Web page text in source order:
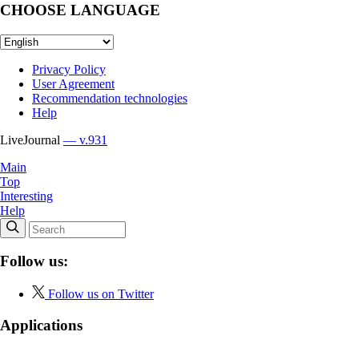
CHOOSE LANGUAGE
Privacy Policy
User Agreement
Recommendation technologies
Help
LiveJournal — v.931
Main
Top
Interesting
Help
Follow us:
Follow us on Twitter
Applications